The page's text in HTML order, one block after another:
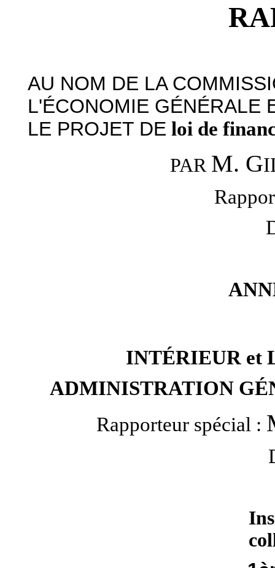
AU NOM DE LA
L'ÉCONOMIE GÉNÉRALE
LE PROJET DE loi de
PAR M. G
INTÉRIEUR et
ADMINISTRATION
Rapporteur spécial :